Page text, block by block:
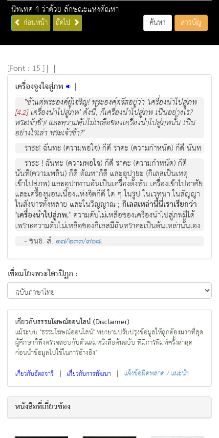
นิทเทศ 4 ว่าด้วย ลักษณะแห่งตัณหา
ก่อนหน้า ถัดไป ค้นหา สารบัญ
[Font : 15 ] | |
เครื่องจูงใจสู่ภพ |
"ข้าแต่พระองค์ผู้เจริญ! พระองค์ตรัสอยู่ว่า 'เครื่องนำไปสู่ภพ
[4.2]เครื่องนำไปสู่ภพ' ดังนี้, ก็เครื่องนำไปสู่ภพ เป็นอย่างไร?
พระเจ้าข้า! และความดับไม่เหลือของเครื่องนำไปสู่ภพนั้น เป็น
อย่างไรเล่า พระเจ้าข้า?"
ราธะ! ฉันทะ (ความพอใจ) ก็ดี ราคะ (ความกำหนัด) ก็ดี นันท
ราธะ ! ฉันทะ (ความพอใจ) ก็ดี ราคะ (ความกำหนัด) ก็ดี
นันทิ(ความเพลิน) ก็ดี ตัณหาก็ดี และอุปายะ (กิเลสเป็นเหตุ
เข้าไปสู่ภพ) และอุปาทานอันเป็นเครื่องตั้งทับ เครื่องเข้าไปอาศัย
และเครื่องนอนเนื่องแห่งจิตก็ดี ใด ๆ ในรูป ในเวทนา ในสัญญา
ในสังขารทั้งหลาย และในวิญญาณ ; กิเลสเหล่านี้นี่เราเรียกว่า
'เครื่องนำไปสู่ภพ.' ความดับไม่เหลือของเครื่องนำไปสู่ภพมีได้
เพราะความดับไม่เหลือของกิเลสมีฉันทราคะเป็นต้นเหล่านั้นเอง.
- ขนฺธ. สํ.๑๗/๒๓๓/๓๖๘.
เชื่อมโยงพระไตรปิฏก :
เกี่ยวกับธรรมโฆษณ์ออนไลน์ (Disclaimer)
แม้ระบบ "ธรรมโฆษณ์ออนไลน์" พยายามปรับปรุงข้อมูลให้ถูกต้องมากที่สุด
ผู้ศึกษาก็พึงตรวจสอบกับตัวเล่มหนังสือต้นฉบับ ที่มีการพิมพ์ครั้งล่าสุด
ก่อนนำข้อมูลไปใช้ในการอ้างอิง"
เกี่ยวกับอัตถจารี | เกี่ยวกับการพัฒนา | แจ้งข้อผิดพลาด / แนะนำ
หนังสือที่เกี่ยวข้อง